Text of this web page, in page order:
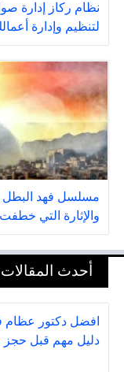
نظام ركاز إدارة
لتنظيم وإدارة
مسلسل فهد البطل
والإثارة التي خطفت
أحدث المقالات
افضل دكتور
دليل مهم قبل